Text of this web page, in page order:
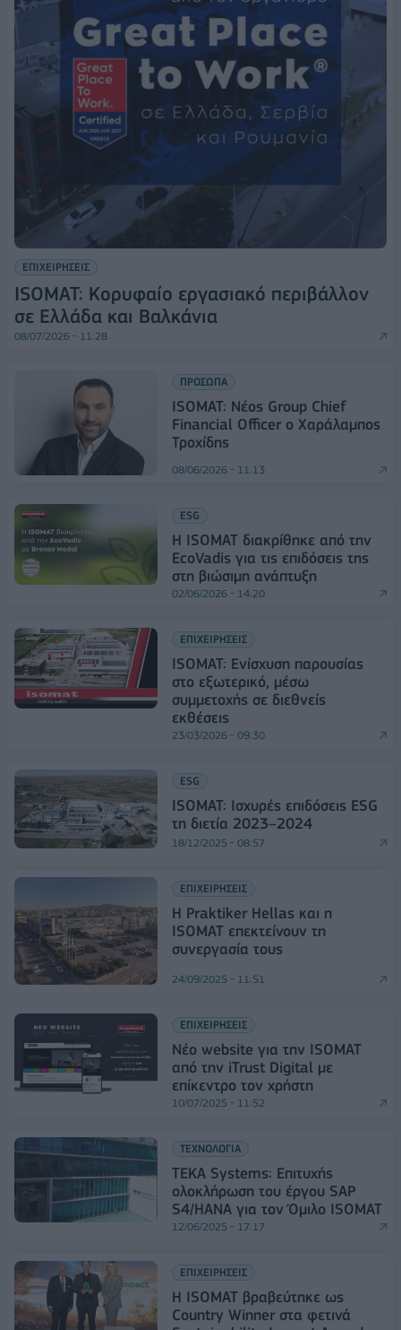
ΕΠΙΧΕΙΡΗΣΕΙΣ
ISOMAT: Κορυφαίο εργασιακό περιβάλλον
σε Ελλάδα και Βαλκάνια
08/07/2026 - 11:28
ΠΡΟΣΩΠΑ
ISOMAT: Νέος Group Chief
Financial Officer ο Χαράλαμπος
Τροχίδης
08/06/2026 - 11:13
ESG
Η ISOMAT διακρίθηκε από την
EcoVadis για τις επιδόσεις της
στη βιώσιμη ανάπτυξη
02/06/2026 - 14:20
ΕΠΙΧΕΙΡΗΣΕΙΣ
ISOMAT: Ενίσχυση παρουσίας
στο εξωτερικό, μέσω
συμμετοχής σε διεθνείς
εκθέσεις
23/03/2026 - 09:30
ESG
ISOMAT: Ισχυρές επιδόσεις ESG
τη διετία 2023–2024
18/12/2025 - 08:57
ΕΠΙΧΕΙΡΗΣΕΙΣ
Η Praktiker Hellas και η
ISOMAT επεκτείνουν τη
συνεργασία τους
24/09/2025 - 11:51
ΕΠΙΧΕΙΡΗΣΕΙΣ
Νέο website για την ISOMAT
από την iTrust Digital με
επίκεντρο τον χρήστη
10/07/2025 - 11:52
ΤΕΧΝΟΛΟΓΙΑ
TEKA Systems: Επιτυχής
ολοκλήρωση του έργου SAP
S4/HANA για τον Όμιλο ISOMAT
12/06/2025 - 17:17
ΕΠΙΧΕΙΡΗΣΕΙΣ
Η ISOMAT βραβεύτηκε ως
Country Winner στα φετινά